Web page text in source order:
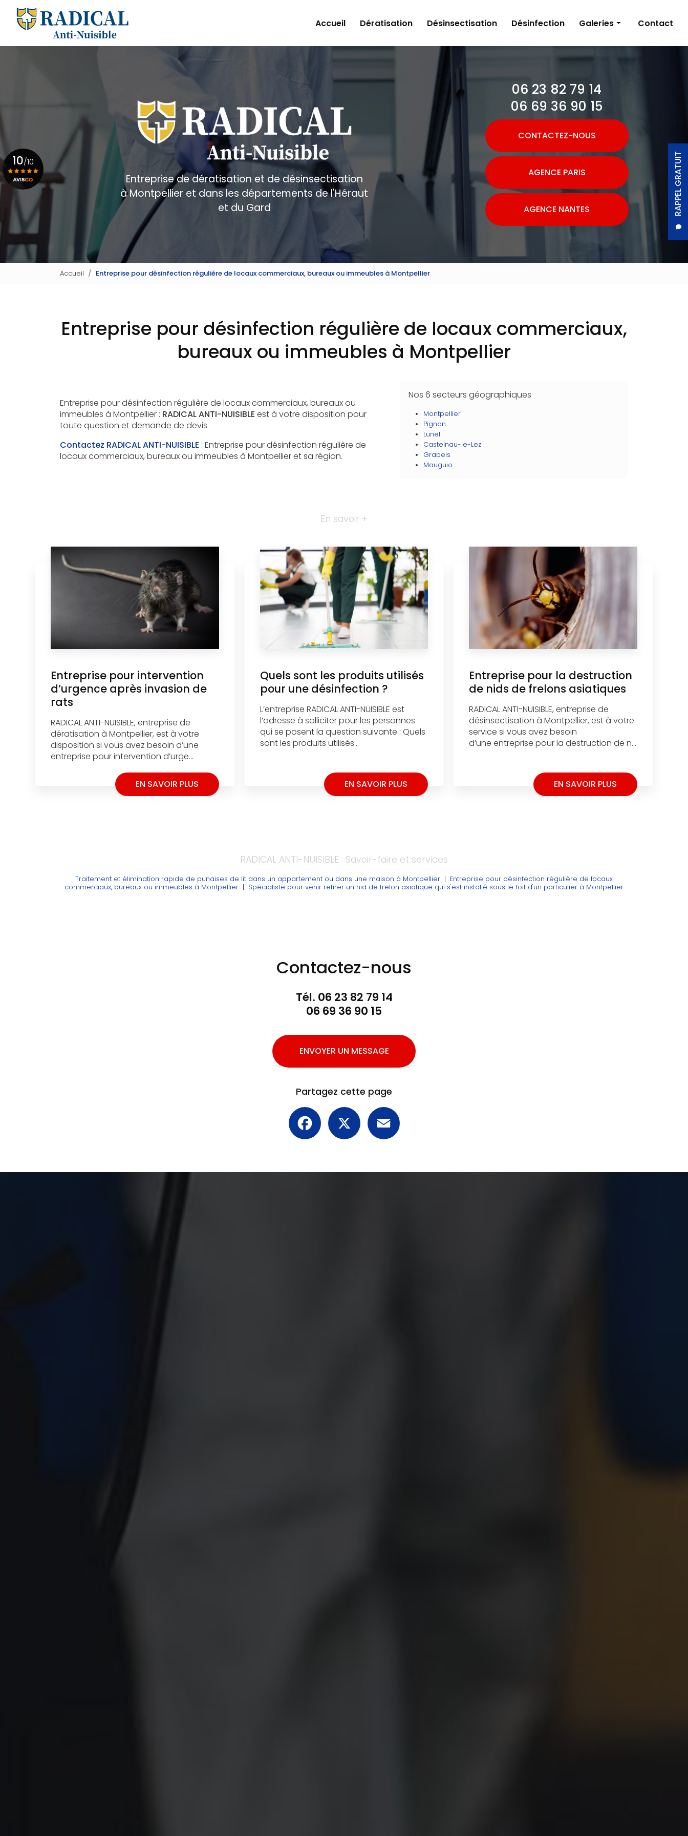
contenu
RAPPEL GRATUIT
Accueil Dératisation Désinsectisation Désinfection Galeries
Dératisation
Désinfection
Contact
Entreprise de dératisation et de désinsectisation
à Montpellier et dans les départements de l'Héraut
et du Gard
06 23 82 79 14
06 69 36 90 15
CONTACTEZ-NOUS
AGENCE PARIS
AGENCE NANTES
10/10
Voir le certificat
Accueil Entreprise pour désinfection régulière de locaux commerciaux, bureaux ou immeubles à Montpellier
Entreprise pour désinfection régulière de locaux commerciaux,
bureaux ou immeubles à Montpellier
Entreprise pour désinfection régulière de locaux commerciaux, bureaux ou
immeubles à Montpellier : RADICAL ANTI-NUISIBLE est à votre disposition pour
toute question et demande de devis
Contactez RADICAL ANTI-NUISIBLE : Entreprise pour désinfection régulière de
locaux commerciaux, bureaux ou immeubles à Montpellier et sa région.
Nos 6 secteurs géographiques
Montpellier
Pignan
Lunel
Castelnau-le-Lez
Grabels
Mauguio
En savoir +
Entreprise pour intervention
d’urgence après invasion de
rats
RADICAL ANTI-NUISIBLE, entreprise de
dératisation à Montpellier, est à votre
disposition si vous avez besoin d’une
entreprise pour intervention d’urge...
EN SAVOIR PLUS
Quels sont les produits utilisés
pour une désinfection ?
L’entreprise RADICAL ANTI-NUISIBLE est
l’adresse à solliciter pour les personnes
qui se posent la question suivante : Quels
sont les produits utilisés...
EN SAVOIR PLUS
Entreprise pour la destruction
de nids de frelons asiatiques
RADICAL ANTI-NUISIBLE, entreprise de
désinsectisation à Montpellier, est à votre
service si vous avez besoin
d’une entreprise pour la destruction de n...
EN SAVOIR PLUS
RADICAL ANTI-NUISIBLE : Savoir-faire et services
Traitement et élimination rapide de punaises de lit dans un appartement ou dans une maison à Montpellier | Entreprise pour désinfection régulière de locaux
commerciaux, bureaux ou immeubles à Montpellier | Spécialiste pour venir retirer un nid de frelon asiatique qui s'est installé sous le toit d'un particulier à Montpellier
Contactez-nous
Tél. 06 23 82 79 14
06 69 36 90 15
ENVOYER UN MESSAGE
Partagez cette page
Facebook